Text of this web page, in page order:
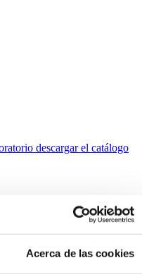
Acerca de las cookies
descargar el catálogo